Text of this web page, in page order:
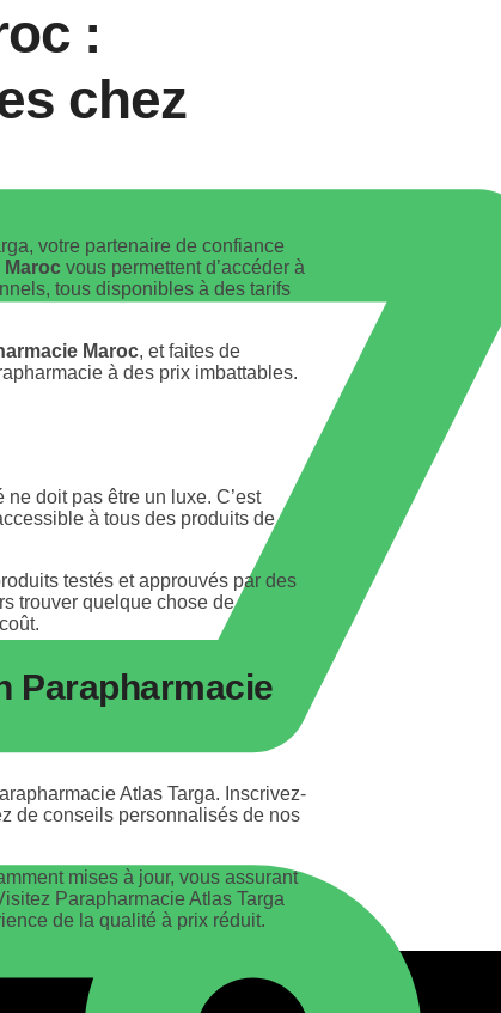
:
chez
votre partenaire de confiance
Maroc vous permettent d’accéder à
tous disponibles à des tarifs
Maroc, et faites de
à des prix imbattables.
doit pas être un luxe. C’est
à tous des produits de
testés et approuvés par des
trouver quelque chose de
Parapharmacie
Atlas Targa. Inscrivez-
de conseils personnalisés de nos
mises à jour, vous assurant
Parapharmacie Atlas Targa
de la qualité à prix réduit.